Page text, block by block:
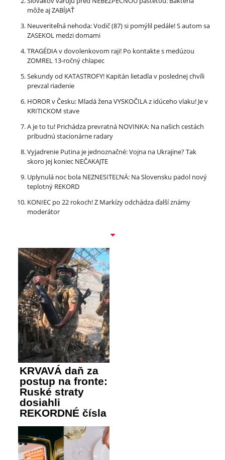
môže aj ZABÍJAŤ
Neuveriteľná nehoda: Vodič (87) si pomýlil pedále! S autom sa
ZASEKOL medzi domami
TRAGÉDIA v dovolenkovom raji! Po kontakte s medúzou
ZOMREL 13-ročný chlapec
Sekundy od KATASTROFY! Kapitán lietadla v poslednej chvíli
prevzal riadenie
HOROR v Česku: Mladá žena VYSKOČILA z idúceho vlaku! Je v
KRITICKOM stave
A je to tu! Prichádza prevratná NOVINKA: Na našich cestách
pribudnú stacionárne radary
Vyjadrenie Putina je jednoznačné: Vojna na Ukrajine? Tak
skoro jej koniec NEČAKAJTE
Uplynulá noc bola NEZNESITEĽNÁ: Na Slovensku padol nový
teplotný REKORD
KONIEC po 22 rokoch! Z Markízy odchádza ďalší známy
moderátor
KRVAVÁ daň za
postup na fronte:
Ruské straty
dosiahli
REKORDNÉ čísla